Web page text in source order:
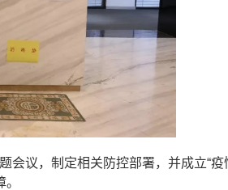
会议，制定相关防控部署，并成立“疫